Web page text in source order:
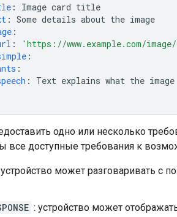
:
Image card title
: Some details about the image
:
:
'https://www.example.com/
:
:
: Text explains what the
одно или несколько
все доступные требования к
может разговаривать с
: устройство может